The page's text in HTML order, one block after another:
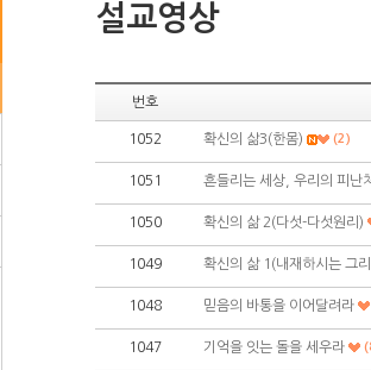
설교영상
번호
1052 확신의 삶3(한몸) (2)
1051 흔들리는 세상, 우리의 피난
1050 확신의 삶 2(다섯-다섯원리)
1049 확신의 삶 1(내재하시는 그
1048 믿음의 바통을 이어달려라
1047 기억을 잇는 돌을 세우라